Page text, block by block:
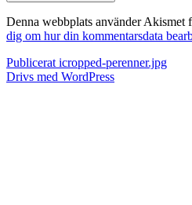
Denna webbplats använder Akismet
dig om hur din kommentarsdata
Inläggsnavigering
Publicerat icropped-perenner.jpg
Drivs med WordPress